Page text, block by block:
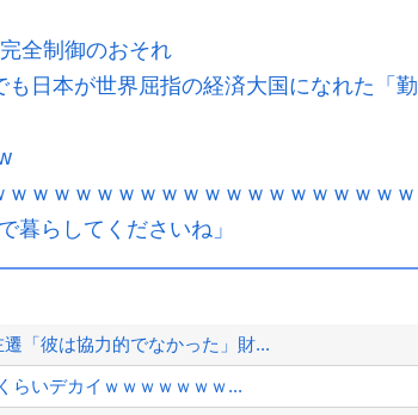
全制御のおそれ
日本が世界屈指の経済大国になれた「勤
ｗｗｗｗｗｗｗｗｗｗｗｗｗｗｗｗｗｗ
暮らしてくださいね」
「彼は協力的でなかった」財...
らいデカイｗｗｗｗｗｗｗ...